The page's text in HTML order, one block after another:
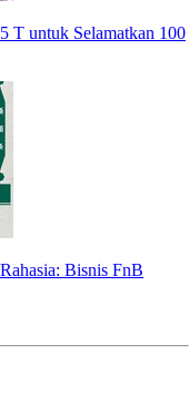
T untuk Selamatkan 100
Bisnis FnB